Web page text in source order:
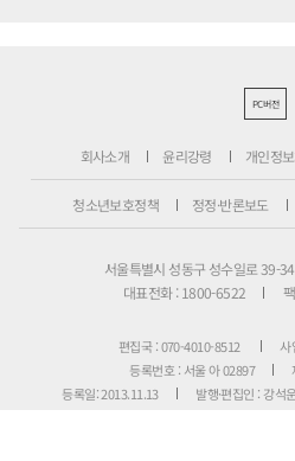
PC버전
회사소개 윤리강령 개인정
청소년보호정책 정정·반론보도
서울특별시 성동구 성수일로 39-
대표전화 : 1800-6522
편집국 : 070-4010-8512
등록번호 : 서울 아 02897
등록일: 2013.11.13
발행·편집인 : 강석